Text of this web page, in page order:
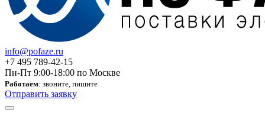
info@pofaze.ru
+7 495 789-42-15
Пн-Пт 9:00-18:00 по Москве
Работаем: звоните, пишите
Отправить заявку